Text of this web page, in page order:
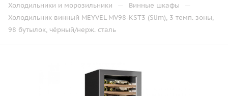
Холодильники и морозильники — Винные шкафы —
Холодильник винный MEYVEL MV98-KST3 (Slim), 3 темп. зоны,
98 бутылок, чёрный/нерж. сталь